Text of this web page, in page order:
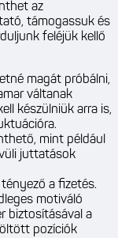
az
támogassuk és
feléjük kellő
magát próbálni,
váltanak
készülniük arra is,
mint például
juttatások
a fizetés.
motiváló
biztosításával a
pozíciók